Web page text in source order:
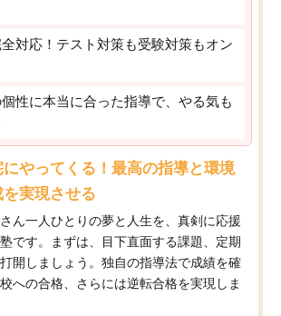
対応！テスト対策も受験対策もオン
性に本当に合った指導で、やる気も
やってくる！最高の指導と環境
実現させる
ん一人ひとりの夢と人生を、真剣に応援
です。まずは、目下直面する課題、定期
開しましょう。独自の指導法で成績を確
への合格、さらには逆転合格を実現しま